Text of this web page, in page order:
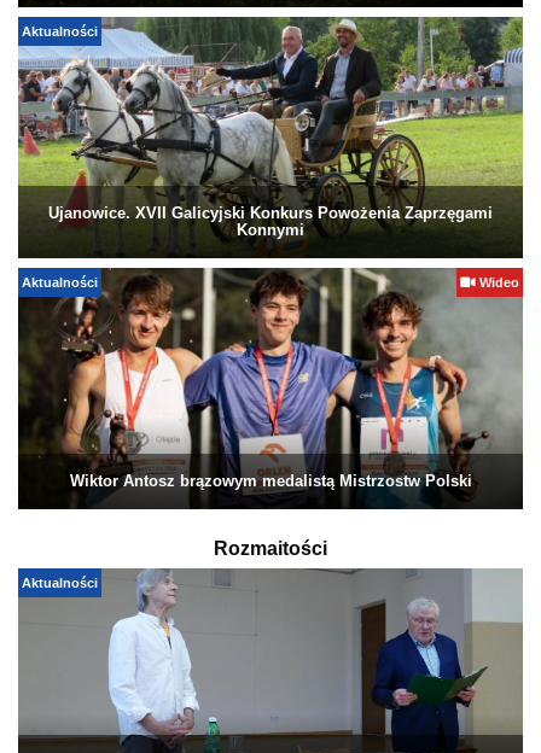
Aktualności
Ujanowice. XVII Galicyjski Konkurs Powożenia Zaprzęgami
Konnymi
Aktualności Wideo
Wiktor Antosz brązowym medalistą Mistrzostw Polski
Rozmaitości
Aktualności